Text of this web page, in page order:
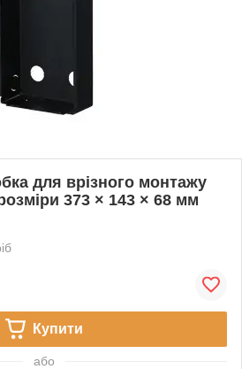
для врізного монтажу
373 × 143 × 68 мм
Купити
або